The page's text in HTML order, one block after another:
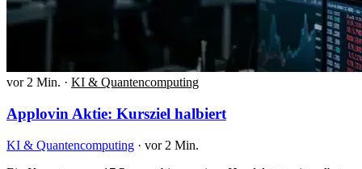
vor 2 Min. · KI & Quantencomputing
Applovin Aktie: Kursziel halbiert
KI & Quantencomputing · vor 2 Min.